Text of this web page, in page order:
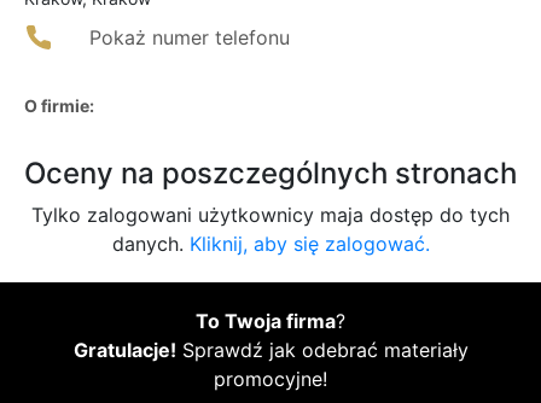
Pokaż numer telefonu
O firmie:
Oceny na poszczególnych stronach
Tylko zalogowani użytkownicy maja dostęp do tych
danych. Kliknij, aby się zalogować.
To Twoja firma?
Gratulacje! Sprawdź jak odebrać materiały
promocyjne!